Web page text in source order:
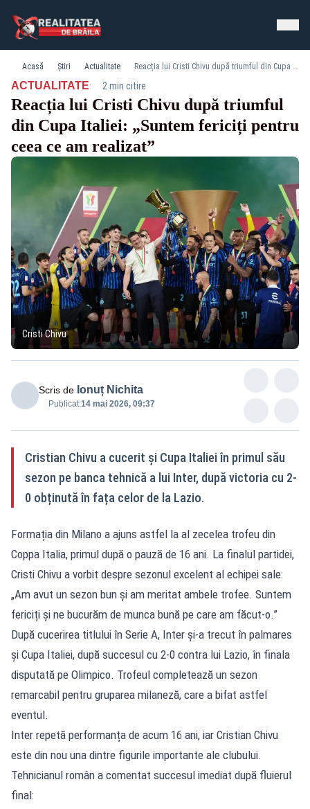
Acasă Știri Actualitate Reacția lui Cristi Chivu după triumful din Cupa Italiei: „Suntem fericiți pentru ceea ce am realizat”
ACTUALITATE· 2 min citire
Reacția lui Cristi Chivu după triumful
din Cupa Italiei: „Suntem fericiți pentru
ceea ce am realizat”
Cristi Chivu
Scris de Ionuț Nichita
Publicat:14 mai 2026, 09:37
Cristian Chivu a cucerit și Cupa Italiei în primul său
sezon pe banca tehnică a lui Inter, după victoria cu 2-
0 obținută în fața celor de la Lazio.
Formația din Milano a ajuns astfel la al zecelea trofeu din
Coppa Italia, primul după o pauză de 16 ani. La finalul partidei,
Cristi Chivu a vorbit despre sezonul excelent al echipei sale:
„Am avut un sezon bun și am meritat ambele trofee. Suntem
fericiți și ne bucurăm de munca bună pe care am făcut-o.”
După cucerirea titlului în Serie A, Inter și-a trecut în palmares
și Cupa Italiei, după succesul cu 2-0 contra lui Lazio, în finala
disputată pe Olimpico. Trofeul completează un sezon
remarcabil pentru gruparea milaneză, care a bifat astfel
eventul.
Inter repetă performanța de acum 16 ani, iar Cristian Chivu
este din nou una dintre figurile importante ale clubului.
Tehnicianul român a comentat succesul imediat după fluierul
final: